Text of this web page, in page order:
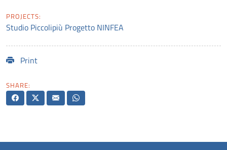
PROJECTS:
Studio Piccolipiù Progetto NINFEA
Print
SHARE: